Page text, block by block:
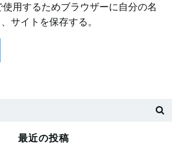
用するためブラウザーに自分の名
サイトを保存する。
最近の投稿